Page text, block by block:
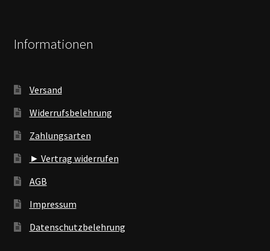
Informationen
Versand
Widerrufsbelehrung
Zahlungsarten
► Vertrag widerrufen
AGB
Impressum
Datenschutzbelehrung